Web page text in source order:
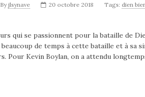
By jlsynave 20 octobre 2018 Tags: dien
qui se passionnent pour la bataille de
de temps à cette bataille et à sa
Pour Kevin Boylan, on a attendu